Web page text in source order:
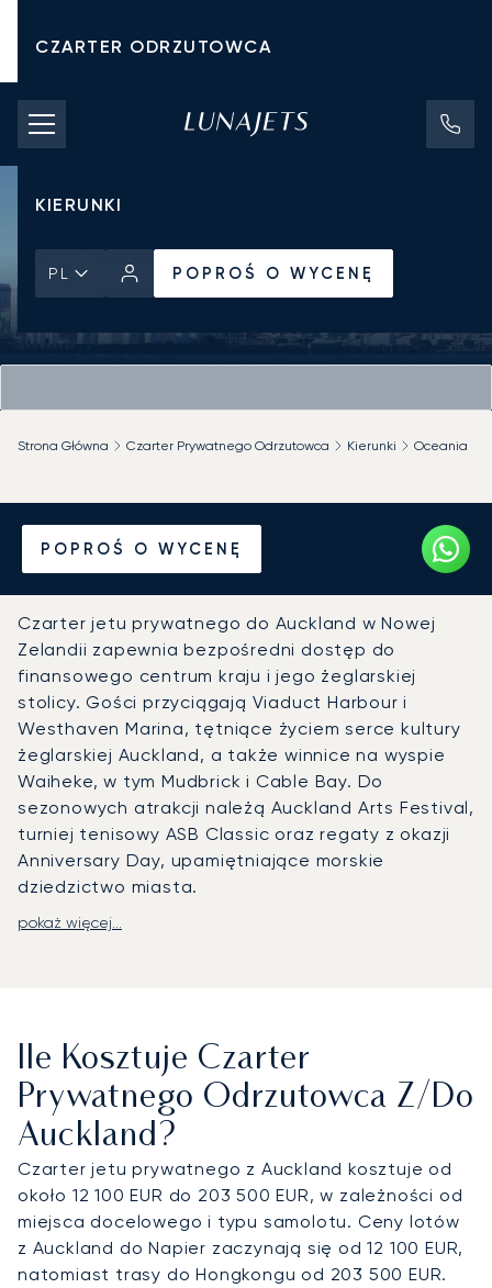
CZARTER ODRZUTOWCA
KOSZTY CZARTERU
PRYWATNE ODRZUTOWCE
KIERUNKI
PL POPROŚ O WYCENĘ
POPROŚ O WYCENĘ
Strona Główna Czarter Prywatnego Odrzutowca Kierunki Oceania
Wynajmij jet prywatny
z/do Auckland
Czarter jetu prywatnego do Auckland w Nowej
Zelandii zapewnia bezpośredni dostęp do
finansowego centrum kraju i jego żeglarskiej
stolicy. Gości przyciągają Viaduct Harbour i
Westhaven Marina, tętniące życiem serce kultury
żeglarskiej Auckland, a także winnice na wyspie
Waiheke, w tym Mudbrick i Cable Bay. Do
sezonowych atrakcji należą Auckland Arts Festival,
turniej tenisowy ASB Classic oraz regaty z okazji
Anniversary Day, upamiętniające morskie
dziedzictwo miasta.
LunaJets organizuje prywatne loty na lotnisko w
szoferem łączą podróżnych z hotelem Park Hyatt
Auckland, klubem golfowym Gulf Harbour Country
Club czy butikowymi hotelami przy porcie. Transfer
helikopterem umożliwia błyskawiczny dostęp do
wyspy Waiheke w około 10 minut, do Bay of Islands
w około godzinę, a także do luksusowych
ośrodków, takich jak Kauri Cliffs, oferując
wyjątkową wygodę w porównaniu z dłuższymi
podróżami drogowymi.
pokaż więcej...
Ile Kosztuje Czarter
Prywatnego Odrzutowca Z/do
Auckland?
Czarter jetu prywatnego z Auckland kosztuje od
około 12 100 EUR do 203 500 EUR, w zależności od
miejsca docelowego i typu samolotu. Ceny lotów
z Auckland do Napier zaczynają się od 12 100 EUR,
natomiast trasy do Hongkongu od 203 500 EUR.